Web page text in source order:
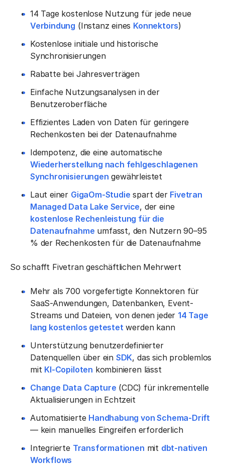
14 Tage kostenlose Nutzung für jede neue
Verbindung (Instanz eines Konnektors)
Kostenlose initiale und historische
Synchronisierungen
Rabatte bei Jahresverträgen
Einfache Nutzungsanalysen in der
Benutzeroberfläche
Effizientes Laden von Daten für geringere
Rechenkosten bei der Datenaufnahme
Idempotenz, die eine automatische
Wiederherstellung nach fehlgeschlagenen
Synchronisierungen gewährleistet
Laut einer GigaOm-Studie spart der Fivetran
Managed Data Lake Service, der eine
kostenlose Rechenleistung für die
Datenaufnahme umfasst, den Nutzern 90–95
% der Rechenkosten für die Datenaufnahme
So schafft Fivetran geschäftlichen Mehrwert
Mehr als 700 vorgefertigte Konnektoren für
SaaS-Anwendungen, Datenbanken, Event-
Streams und Dateien, von denen jeder 14 Tage
lang kostenlos getestetwerden kann
Unterstützung benutzerdefinierter
Datenquellen über ein SDK, das sich problemlos
mit KI-Copiloten kombinieren lässt
Change Data Capture (CDC) für inkrementelle
Aktualisierungen in Echtzeit
Automatisierte Handhabung von Schema-Drift
— kein manuelles Eingreifen erforderlich
Integrierte Transformationen mit dbt-nativen
Workflows